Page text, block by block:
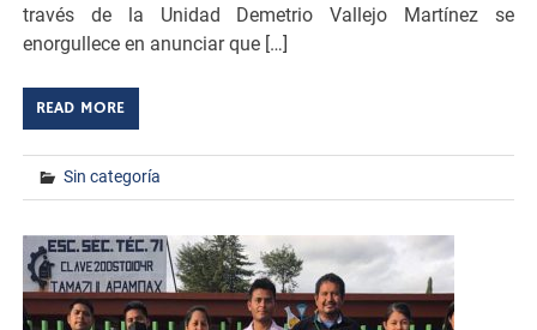
través de la Unidad Demetrio Vallejo Martínez se
enorgullece en anunciar que […]
READ MORE
Sin categoría